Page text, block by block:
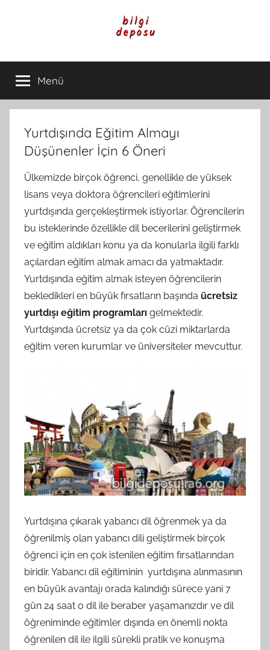
Bilgi
Deposu
Günlük
Yaşam
ve
Rehber
İçerikleri
Menü
Yurtdışında Eğitim Almayı
Düşünenler İçin 6 Öneri
Ülkemizde birçok öğrenci, genellikle de yüksek
lisans veya doktora öğrencileri eğitimlerini
yurtdışında gerçekleştirmek istiyorlar. Öğrencilerin
bu isteklerinde özellikle dil becerilerini geliştirmek
ve eğitim aldıkları konu ya da konularla ilgili farklı
açılardan eğitim almak amacı da yatmaktadır.
Yurtdışında eğitim almak isteyen öğrencilerin
bekledikleri en büyük fırsatların başında ücretsiz
yurtdışı eğitim programları gelmektedir.
Yurtdışında ücretsiz ya da çok cüzi miktarlarda
eğitim veren kurumlar ve üniversiteler mevcuttur.
Yurtdışına çıkarak yabancı dil öğrenmek ya da
öğrenilmiş olan yabancı dili geliştirmek birçok
öğrenci için en çok istenilen eğitim fırsatlarından
biridir. Yabancı dil eğitiminin yurtdışına alınmasının
en büyük avantajı orada kalındığı sürece yani 7
gün 24 saat o dil ile beraber yaşamanızdır ve dil
öğreniminde eğitimler dışında en önemli nokta
öğrenilen dil ile ilgili sürekli pratik ve konuşma